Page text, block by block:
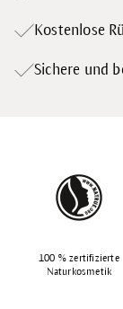
Kostenlose
Sichere und
100 % zertifizierte
Naturkosmetik